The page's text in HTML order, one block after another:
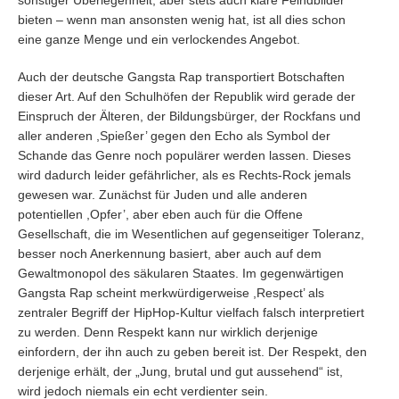
bieten – wenn man ansonsten wenig hat, ist all dies schon
eine ganze Menge und ein verlockendes Angebot.
Auch der deutsche Gangsta Rap transportiert Botschaften
dieser Art. Auf den Schulhöfen der Republik wird gerade der
Einspruch der Älteren, der Bildungsbürger, der Rockfans und
aller anderen ,Spießer’ gegen den Echo als Symbol der
Schande das Genre noch populärer werden lassen. Dieses
wird dadurch leider gefährlicher, als es Rechts-Rock jemals
gewesen war. Zunächst für Juden und alle anderen
potentiellen ,Opfer’, aber eben auch für die Offene
Gesellschaft, die im Wesentlichen auf gegenseitiger Toleranz,
besser noch Anerkennung basiert, aber auch auf dem
Gewaltmonopol des säkularen Staates. Im gegenwärtigen
Gangsta Rap scheint merkwürdigerweise ,Respect’ als
zentraler Begriff der HipHop-Kultur vielfach falsch interpretiert
zu werden. Denn Respekt kann nur wirklich derjenige
einfordern, der ihn auch zu geben bereit ist. Der Respekt, den
derjenige erhält, der „Jung, brutal und gut aussehend“ ist,
wird jedoch niemals ein echt verdienter sein.